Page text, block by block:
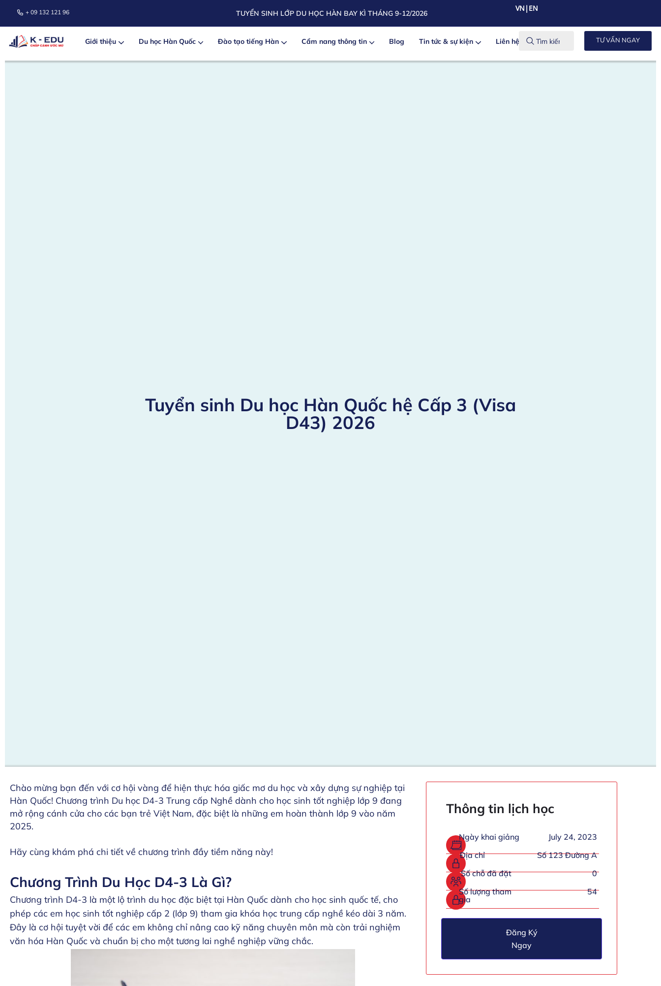
+ 09 132 121 96 TUYỂN SINH LỚP DU HỌC HÀN BAY KÌ THÁNG 9-12/2026
VN|EN
Giới thiệu Du học Hàn Quốc Đào tạo tiếng Hàn Cẩm nang thông tin Blog Tin tức & sự kiện Liên hệ TƯ VẤN NGAY
Tuyển sinh Du học Hàn Quốc hệ Cấp 3 (Visa
D43) 2026
Chào mừng bạn đến với cơ hội vàng để hiện thực hóa giấc mơ du học và xây dựng sự nghiệp tại
Hàn Quốc! Chương trình Du học D4-3 Trung cấp Nghề dành cho học sinh tốt nghiệp lớp 9 đang
mở rộng cánh cửa cho các bạn trẻ Việt Nam, đặc biệt là những em hoàn thành lớp 9 vào năm
2025.
Hãy cùng khám phá chi tiết về chương trình đầy tiềm năng này!
Chương Trình Du Học D4-3 Là Gì?
Chương trình D4-3 là một lộ trình du học đặc biệt tại Hàn Quốc dành cho học sinh quốc tế, cho
phép các em học sinh tốt nghiệp cấp 2 (lớp 9) tham gia khóa học trung cấp nghề kéo dài 3 năm.
Đây là cơ hội tuyệt vời để các em không chỉ nâng cao kỹ năng chuyên môn mà còn trải nghiệm
văn hóa Hàn Quốc và chuẩn bị cho một tương lai nghề nghiệp vững chắc.
Thông tin lịch học
Ngày khai giảng
July 24, 2023
Địa chỉ
Số 123 Đường A
Số chỗ đã đặt
0
Số lượng tham
gia
54
Đăng Ký
Ngay